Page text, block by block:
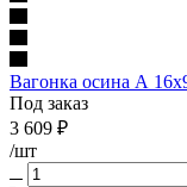
Вагонка осина А
Под заказ
3 609 ₽
/шт